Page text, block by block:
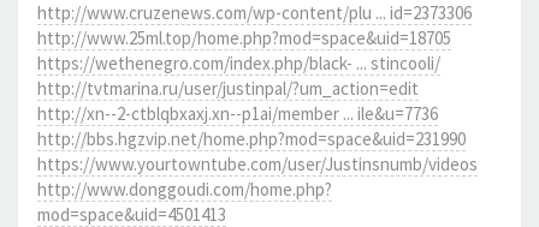
http://www.cruzenews.com/wp-content/plu ... id=2373306
http://www.25ml.top/home.php?mod=space&uid=18705
https://wethenegro.com/index.php/black- ... stincooli/
http://tvtmarina.ru/user/justinpal/?um_action=edit
http://xn--2-ctblqbxaxj.xn--p1ai/member ... ile&u=7736
http://bbs.hgzvip.net/home.php?mod=space&uid=231990
https://www.yourtowntube.com/user/Justinsnumb/videos
http://www.donggoudi.com/home.php?
mod=space&uid=4501413